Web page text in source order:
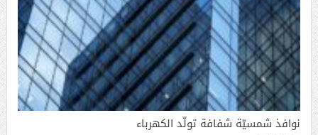
نوافذ شمسيّة شفافة تولّد الكهرباء